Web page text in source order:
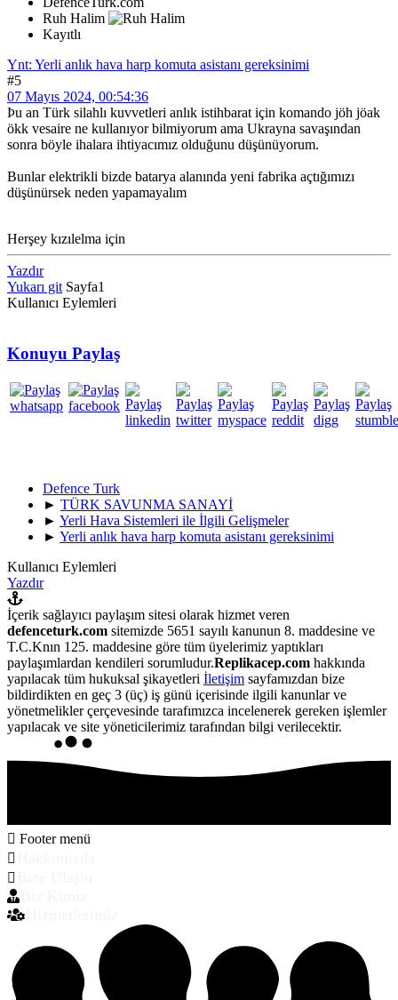
Ruh Halim
Kayıtlı
Ynt: Yerli anlık hava harp komuta asistanı gereksinimi
#5
07 Mayıs 2024, 00:54:36
Þu an Türk silahlı kuvvetleri anlık istihbarat için komando jöh jöak
ökk vesaire ne kullanıyor bilmiyorum ama Ukrayna savaşından
sonra böyle ihalara ihtiyacımız olduğunu düşünüyorum.
Bunlar elektrikli bizde batarya alanında yeni fabrika açtığımızı
düşünürsek neden yapamayalım
Herşey kızılelma için
Yazdır
Yukarı git Sayfa1
Kullanıcı Eylemleri
Konuyu Paylaş
Defence Turk
► TÜRK SAVUNMA SANAYİ
► Yerli Hava Sistemleri ile İlgili Gelişmeler
► Yerli anlık hava harp komuta asistanı gereksinimi
Kullanıcı Eylemleri
Yazdır
İçerik sağlayıcı paylaşım sitesi olarak hizmet veren
defenceturk.com sitemizde 5651 sayılı kanunun 8. maddesine ve
T.C.Knın 125. maddesine göre tüm üyelerimiz yaptıkları
paylaşımlardan kendileri sorumludur.Replikacep.com hakkında
yapılacak tüm hukuksal şikayetleri İletişim sayfamızdan bize
bildirdikten en geç 3 (üç) iş günü içerisinde ilgili kanunlar ve
yönetmelikler çerçevesinde tarafımızca incelenerek gereken işlemler
yapılacak ve site yöneticilerimiz tarafından bilgi verilecektir.
Footer menü